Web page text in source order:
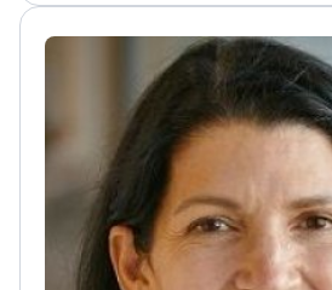
степень магистра в области
онкологии от Испанского
медицинской онкологии
время врач практикует в
центре рака молочной железы
Институте онкологии IOB в
обширным опытом
испытаний I фазы и
деятельности. Клиническая
охватывает